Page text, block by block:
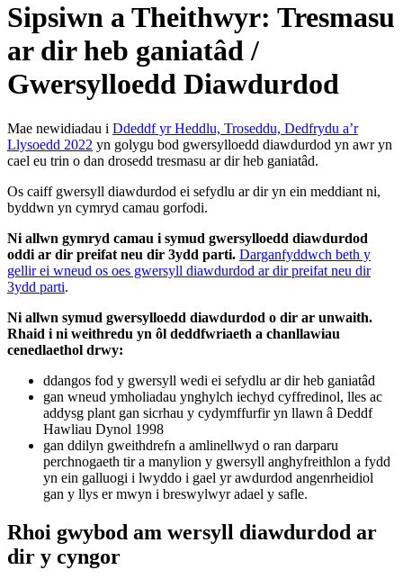
Sipsiwn a Theithwyr: Tresmasu
ar dir heb ganiatâd /
Gwersylloedd Diawdurdod
Mae newidiadau i Ddeddf yr Heddlu, Troseddu, Dedfrydu a’r
Llysoedd 2022 yn golygu bod gwersylloedd diawdurdod yn awr yn
cael eu trin o dan drosedd tresmasu ar dir heb ganiatâd.
Os caiff gwersyll diawdurdod ei sefydlu ar dir yn ein meddiant ni,
byddwn yn cymryd camau gorfodi.
Ni allwn gymryd camau i symud gwersylloedd diawdurdod
oddi ar dir preifat neu dir 3ydd parti. Darganfyddwch beth y
gellir ei wneud os oes gwersyll diawdurdod ar dir preifat neu dir
3ydd parti.
Ni allwn symud gwersylloedd diawdurdod o dir ar unwaith.
Rhaid i ni weithredu yn ôl deddfwriaeth a chanllawiau
cenedlaethol drwy:
ddangos fod y gwersyll wedi ei sefydlu ar dir heb ganiatâd
gan wneud ymholiadau ynghylch iechyd cyffredinol, lles ac
addysg plant gan sicrhau y cydymffurfir yn llawn â Deddf
Hawliau Dynol 1998
gan ddilyn gweithdrefn a amlinellwyd o ran darparu
perchnogaeth tir a manylion y gwersyll anghyfreithlon a fydd
yn ein galluogi i lwyddo i gael yr awdurdod angenrheidiol
gan y llys er mwyn i breswylwyr adael y safle.
Rhoi gwybod am wersyll diawdurdod ar
dir y cyngor